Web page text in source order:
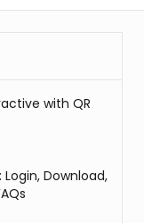
with QR
Download,